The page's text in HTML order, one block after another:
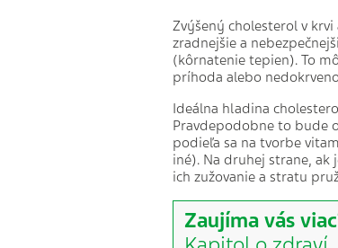
Zvýšený cholesterol v
zradnejšie a
(kôrnatenie tepien). To
príhoda alebo
Ideálna hladina
Pravdepodobne to bude
podieľa sa na tvorbe
iné). Na druhej strane,
ich zužovanie a stratu
Zaujíma vás